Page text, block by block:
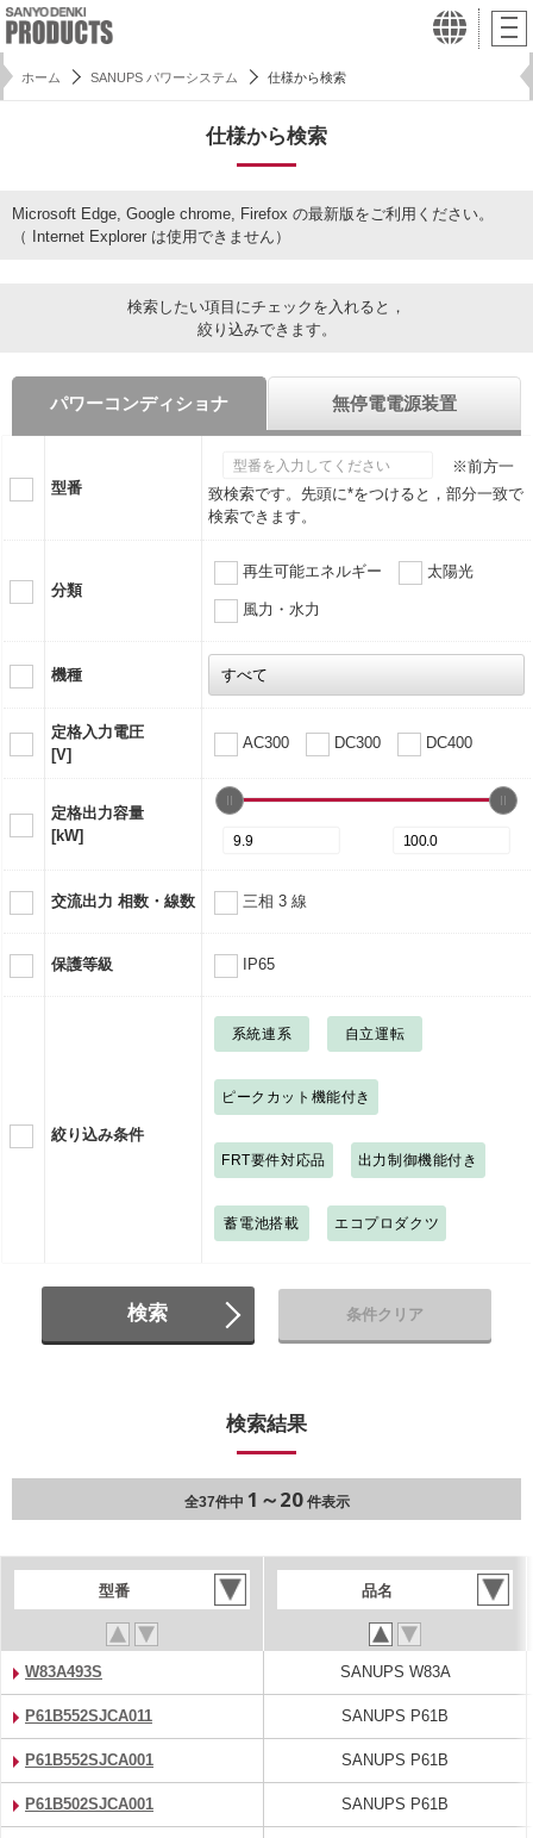
ホーム SANUPS パワーシステム 仕様から検索
仕様から検索
Microsoft Edge, Google chrome, Firefox の最新版をご利用ください。
（ Internet Explorer は使用できません）
検索したい項目にチェックを入れると，
絞り込みできます。
パワーコンディショナ 無停電電源装置
型番
※前方一
致検索です。先頭に*をつけると，部分一致で
検索できます。
分類
再生可能エネルギー 太陽光
風力・水力
機種
定格入力電圧
[V]
AC300 DC300 DC400
定格出力容量
[kW]
交流出力 相数・線数 三相 3 線
保護等級 IP65
絞り込み条件
系統連系 自立運転
ピークカット機能付き
FRT要件対応品 出力制御機能付き
蓄電池搭載 エコプロダクツ
検索 条件クリア
検索結果
全37件中 1～20件表示
型番 品名
W83A493S SANUPS W83A
P61B552SJCA011 SANUPS P61B
P61B552SJCA001 SANUPS P61B
P61B502SJCA001 SANUPS P61B